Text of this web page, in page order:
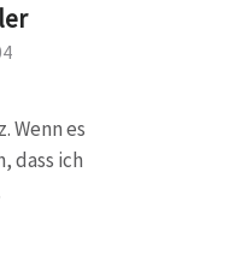
Wenn es
dass ich